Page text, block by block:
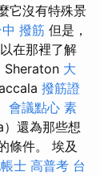
它沒有特殊景
中 撥筋 但是，
在那裡了解
Sheraton 大
撥筋證
會議點心 素
還為那些想
條件。 埃及
士 高普考 台